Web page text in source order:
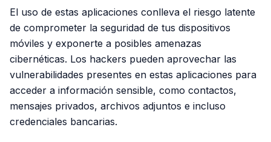
El uso de estas aplicaciones conlleva el riesgo latente
de comprometer la seguridad de tus dispositivos
móviles y exponerte a posibles amenazas
cibernéticas. Los hackers pueden aprovechar las
vulnerabilidades presentes en estas aplicaciones para
acceder a información sensible, como contactos,
mensajes privados, archivos adjuntos e incluso
credenciales bancarias.